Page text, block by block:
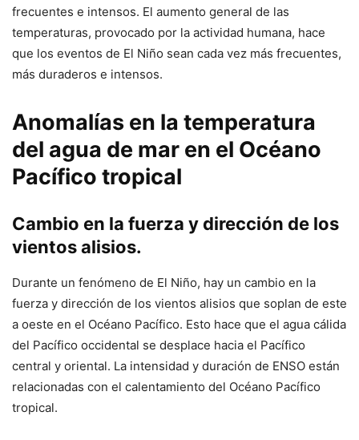
frecuentes e intensos. El aumento general de las
temperaturas, provocado por la actividad humana, hace
que los eventos de El Niño sean cada vez más frecuentes,
más duraderos e intensos.
Anomalías en la temperatura
del agua de mar en el Océano
Pacífico tropical
Cambio en la fuerza y ​​dirección de los
vientos alisios.
Durante un fenómeno de El Niño, hay un cambio en la
fuerza y ​​dirección de los vientos alisios que soplan de este
a oeste en el Océano Pacífico. Esto hace que el agua cálida
del Pacífico occidental se desplace hacia el Pacífico
central y oriental. La intensidad y duración de ENSO están
relacionadas con el calentamiento del Océano Pacífico
tropical.